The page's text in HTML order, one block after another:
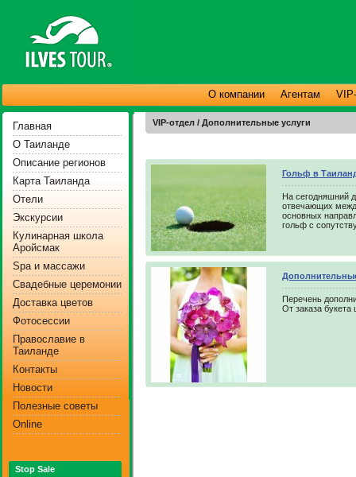
О компании Агентам
Главная
О Таиланде
Описание регионов
Карта Таиланда
Отели
Экскурсии
Кулинарная школа
Аройсмак
Spa и массажи
Свадебные церемонии
Доставка цветов
Фотосессии
Православие в
Таиланде
Контакты
Новости
Полезные советы
Online
Stop Sale
VIP-отдел / Дополнительные услуги
Гольф в
На сегодняшний
отвечающих
основных
гольф с
Перечень
От заказа букета